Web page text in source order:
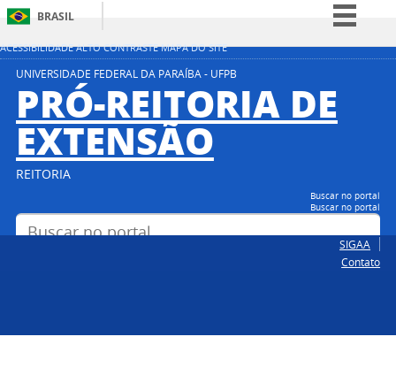
ACESSIBILIDADE ALTO CONTRASTE MAPA DO SITE
BRASIL
Simplifique!
Participe
UNIVERSIDADE FEDERAL DA PARAÍBA - UFPB
PRÓ-REITORIA DE
EXTENSÃO
REITORIA
Buscar no portal
Buscar no portal
SIGAA
Contato